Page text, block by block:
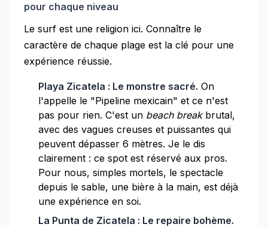
pour chaque niveau
Le surf est une religion ici. Connaître le
caractère de chaque plage est la clé pour une
expérience réussie.
Playa Zicatela : Le monstre sacré. On
l'appelle le "Pipeline mexicain" et ce n'est
pas pour rien. C'est un beach breakbrutal,
avec des vagues creuses et puissantes qui
peuvent dépasser 6 mètres. Je le dis
clairement : ce spot est réservé aux pros.
Pour nous, simples mortels, le spectacle
depuis le sable, une bière à la main, est déjà
une expérience en soi.
La Punta de Zicatela : Le repaire bohème.